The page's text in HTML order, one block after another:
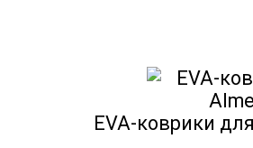
EVA-коврики